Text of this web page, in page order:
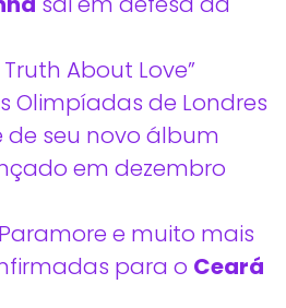
Truth About Love”
Olimpíadas de Londres
seu novo álbum
em dezembro
Paramore e muito mais
para o Ceará